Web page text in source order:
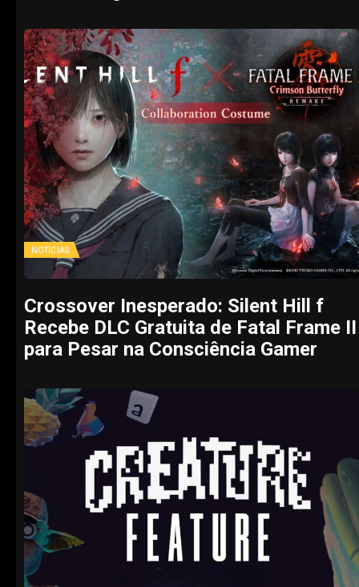
NOTÍCIAS
Crossover Inesperado: Silent Hill f
Recebe DLC Gratuita de Fatal Frame II
para Pesar na Consciência Gamer